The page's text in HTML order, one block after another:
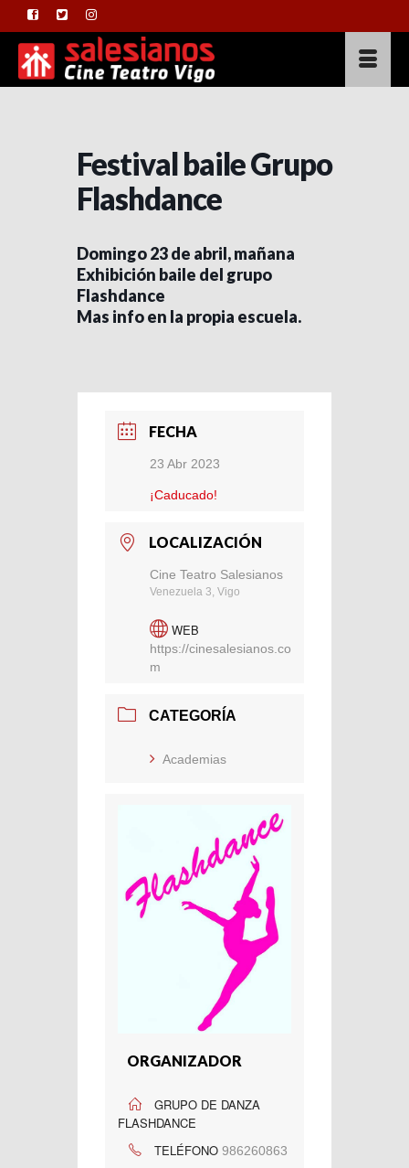
Festival baile Grupo
Flashdance
Domingo 23 de abril, mañana
Exhibición baile del grupo
Flashdance
Mas info en la propia escuela.
FECHA
23 Abr 2023
¡Caducado!
LOCALIZACIÓN
Cine Teatro Salesianos
Venezuela 3, Vigo
WEB
https://cinesalesianos.co
m
CATEGORÍA
Academias
ORGANIZADOR
GRUPO DE DANZA
FLASHDANCE
TELÉFONO 986260863